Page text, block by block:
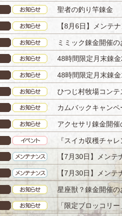
聖者の釣り竿錬金
【8月6日】メンテ
ミミック錬金開催
48時間限定月末錬
48時間限定月末錬
ひつじ村牧場コン
カムバックキャン
アクセサリ錬金開
『スイカ収穫チャレ
【7月30日】メン
【7月30日】メン
星座獣？錬金開催の
「限定ブロッコリ